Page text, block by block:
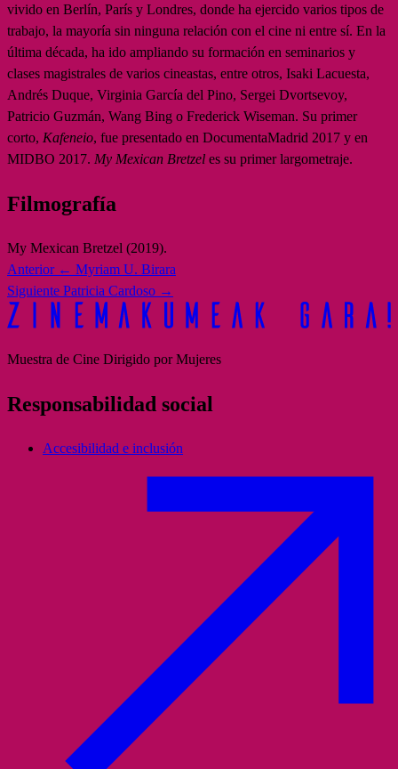
vivido en Berlín, París y Londres, donde ha ejercido varios tipos de
trabajo, la mayoría sin ninguna relación con el cine ni entre sí. En la
última década, ha ido ampliando su formación en seminarios y
clases magistrales de varios cineastas, entre otros, Isaki Lacuesta,
Andrés Duque, Virginia García del Pino, Sergei Dvortsevoy,
Patricio Guzmán, Wang Bing o Frederick Wiseman. Su primer
corto, Kafeneio, fue presentado en DocumentaMadrid 2017 y en
MIDBO 2017. My Mexican Bretzel es su primer largometraje.
Filmografía
My Mexican Bretzel (2019).
Anterior ← Myriam U. Birara
Siguiente Patricia Cardoso →
Muestra de Cine Dirigido por Mujeres
Responsabilidad social
Accesibilidad e inclusión